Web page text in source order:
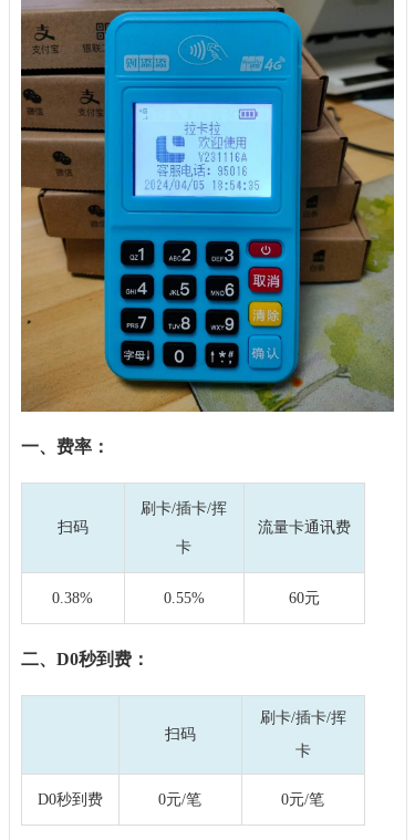
一、费率：
扫码
刷卡/插卡/挥
卡
流量卡通讯费
0.38% 0.55% 60元
二、D0秒到费：
扫码
刷卡/插卡/挥
卡
D0秒到费 0元/笔 0元/笔